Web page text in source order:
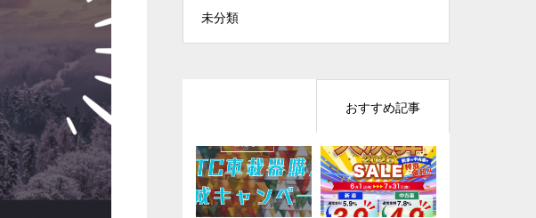
未分類
おすすめ記事